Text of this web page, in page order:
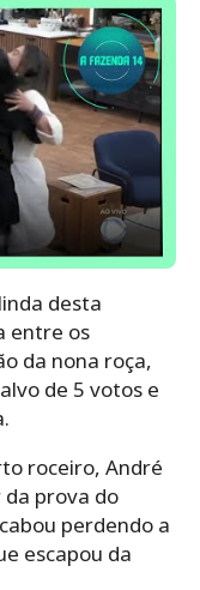
desta
entre os
da nona roça,
de 5 votos e
roceiro, André
prova do
perdendo a
escapou da